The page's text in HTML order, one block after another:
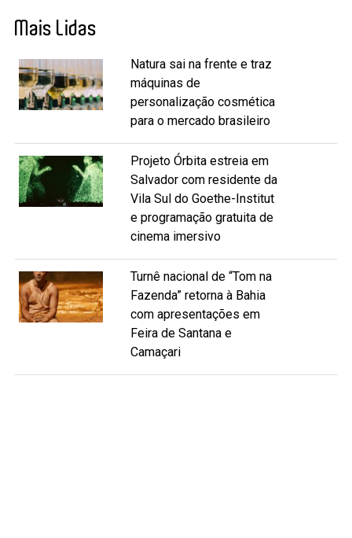
Mais Lidas
Natura sai na frente e traz
máquinas de
personalização cosmética
para o mercado brasileiro
Projeto Órbita estreia em
Salvador com residente da
Vila Sul do Goethe-Institut
e programação gratuita de
cinema imersivo
Turnê nacional de “Tom na
Fazenda” retorna à Bahia
com apresentações em
Feira de Santana e
Camaçari